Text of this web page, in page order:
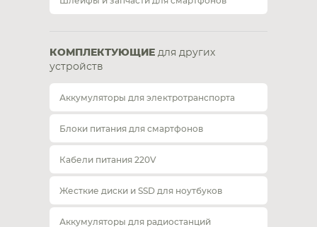
КОМПЛЕКТУЮЩИЕ для других
устройств
Аккумуляторы для электротранспорта
Блоки питания для смартфонов
Кабели питания 220V
Жесткие диски и SSD для ноутбуков
Аккумуляторы для радиостанций